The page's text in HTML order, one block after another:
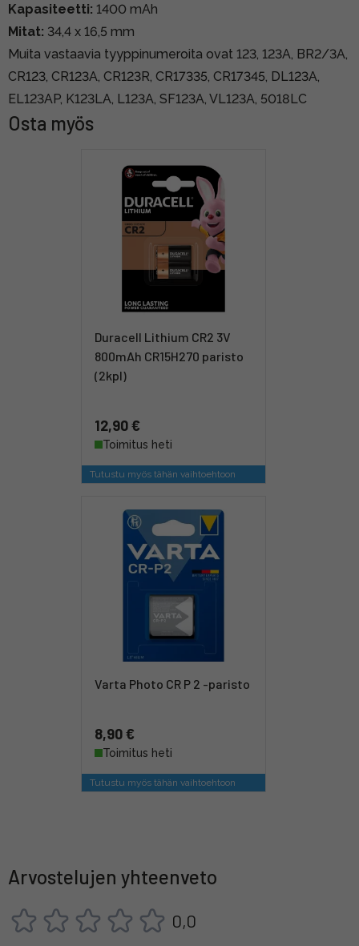
Kapasiteetti: 1400 mAh
Mitat: 34,4 x 16,5 mm
Muita vastaavia tyyppinumeroita ovat 123, 123A, BR2/3A,
CR123, CR123A, CR123R, CR17335, CR17345, DL123A,
EL123AP, K123LA, L123A, SF123A, VL123A, 5018LC
Osta myös
Duracell Lithium CR2 3V
800mAh CR15H270 paristo
(2kpl)
12,90 €
Toimitus heti
Tutustu myös tähän vaihtoehtoon
Varta Photo CR P 2 -paristo
8,90 €
Toimitus heti
Tutustu myös tähän vaihtoehtoon
Arvostelujen yhteenveto
0,0